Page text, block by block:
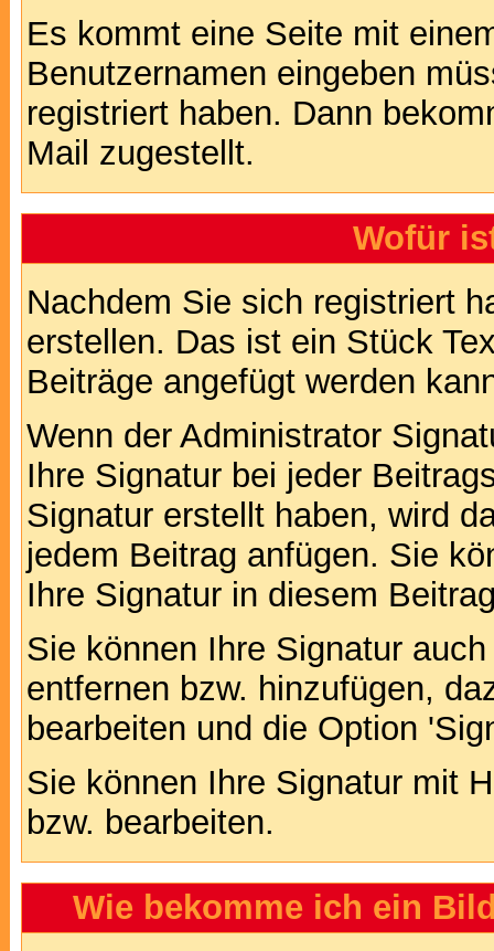
Es kommt eine Seite mit
Benutzernamen eingeben
registriert haben. Dann
Mail zugestellt.
Wofür
Nachdem Sie sich registriert
erstellen. Das ist ein Stück
Beiträge angefügt werden
Wenn der Administrator
Ihre Signatur bei jeder
Signatur erstellt haben, wird
jedem Beitrag anfügen. Sie
Ihre Signatur in diesem
Sie können Ihre Signatur
entfernen bzw. hinzufügen,
bearbeiten und die Option
Sie können Ihre Signatur mit
bzw. bearbeiten.
Wie bekomme ich ein